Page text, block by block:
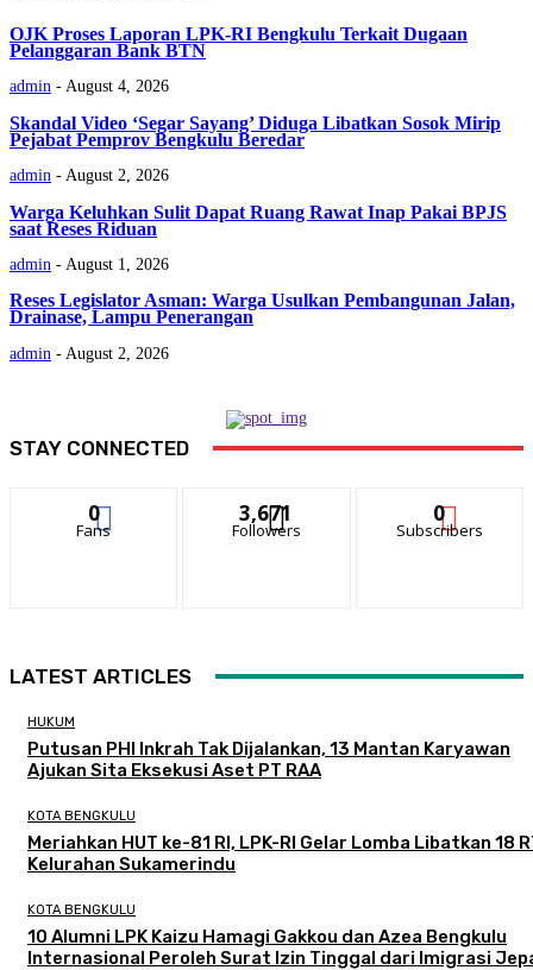
OJK Proses Laporan LPK-RI Bengkulu Terkait Dugaan
Pelanggaran Bank BTN
admin - August 4, 2026
Skandal Video ‘Segar Sayang’ Diduga Libatkan Sosok Mirip
Pejabat Pemprov Bengkulu Beredar
admin - August 2, 2026
Warga Keluhkan Sulit Dapat Ruang Rawat Inap Pakai BPJS
saat Reses Riduan
admin - August 1, 2026
Reses Legislator Asman: Warga Usulkan Pembangunan Jalan,
Drainase, Lampu Penerangan
admin - August 2, 2026
STAY CONNECTED
0
Fans
3,671
Followers
0
Subscribers
LATEST ARTICLES
HUKUM
Putusan PHI Inkrah Tak Dijalankan, 13 Mantan Karyawan
Ajukan Sita Eksekusi Aset PT RAA
KOTA BENGKULU
Meriahkan HUT ke-81 RI, LPK-RI Gelar Lomba Libatkan 18
Kelurahan Sukamerindu
KOTA BENGKULU
‎10 Alumni LPK Kaizu Hamagi Gakkou dan Azea Bengkulu
Internasional Peroleh Surat Izin Tinggal dari Imigrasi